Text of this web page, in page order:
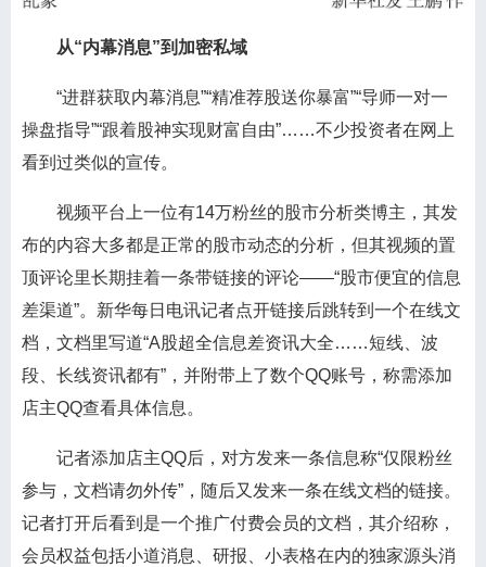
从“内幕消息”到加密私域
“进群获取内幕消息”“精准荐股送你暴富”“导师一对一
操盘指导”“跟着股神实现财富自由”……不少投资者在网上
看到过类似的宣传。
视频平台上一位有14万粉丝的股市分析类博主，其发
布的内容大多都是正常的股市动态的分析，但其视频的置
顶评论里长期挂着一条带链接的评论——“股市便宜的信息
差渠道”。新华每日电讯记者点开链接后跳转到一个在线文
档，文档里写道“A股超全信息差资讯大全……短线、波
段、长线资讯都有”，并附带上了数个QQ账号，称需添加
店主QQ查看具体信息。
记者添加店主QQ后，对方发来一条信息称“仅限粉丝
参与，文档请勿外传”，随后又发来一条在线文档的链接。
记者打开后看到是一个推广付费会员的文档，其介绍称，
会员权益包括小道消息、研报、小表格在内的独家源头消